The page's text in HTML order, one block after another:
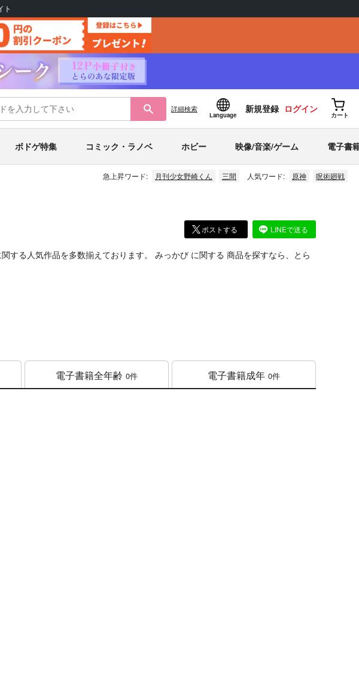
ト
詳細検索
Language
新規登録 ログイン
カート
ボドゲ特集 コミック・ラノベ ホビー 映像/音楽/ゲーム 電子書
急上昇ワード: 月刊少女野崎くん 三間 人気ワード: 原神 呪術廻戦
ポストする LINEで送る
関する人気作品を多数揃えております。 みっかび に関する 商品を探すなら、とら
電子書籍全年齢 0件 電子書籍成年 0件